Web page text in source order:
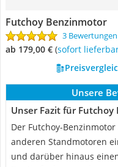
Futchoy Benzinmotor
3 Bewertungen
ab 179,00 € ( Sofort
Unsere
Unser Fazit für Futchoy
Der Futchoy-
anderen Standmotoren
und darüber hinaus